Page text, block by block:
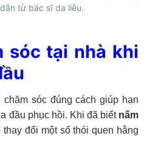
từ bác sĩ da liễu.
sóc tại nhà khi
chăm sóc đúng cách giúp hạn
đầu phục hồi. Khi đã biết nấm
thay đổi một số thói quen hằng